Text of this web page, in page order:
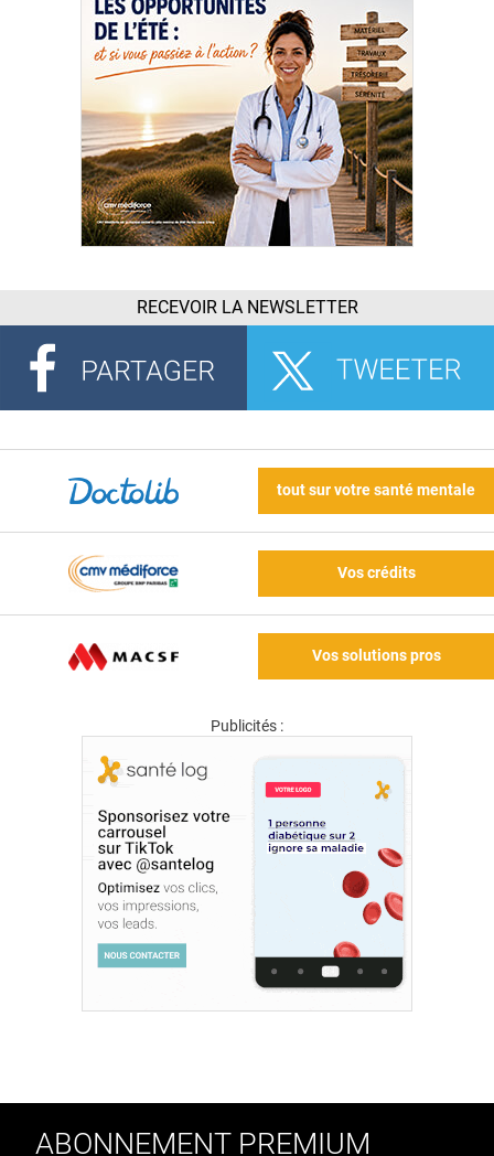
RECEVOIR LA NEWSLETTER
tout sur votre santé mentale
Vos crédits
Vos solutions pros
Publicités :
ABONNEMENT PREMIUM